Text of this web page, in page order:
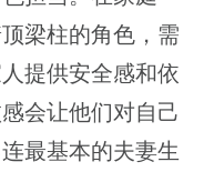
梁柱的角色，需
提供安全感和依
会让他们对自己
最基本的夫妻生